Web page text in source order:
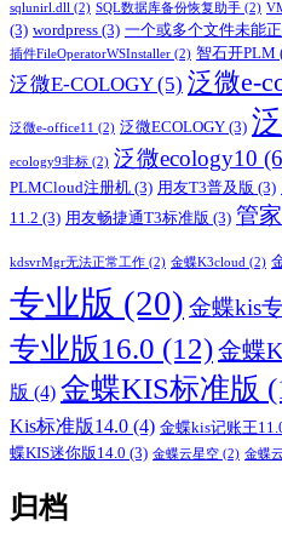
sqlunirl.dll (2) SQL数据库备份恢复助手 (2)
(3) wordpress (3) 一个或多个文件未能
插件FileOperatorWSInstaller (2) 智石开PLM
泛微E-COLOGY(5) 泛微e-
泛微e-office11 (2) 泛微ECOLOGY (3)
ecology9非标 (2) 泛微ecology10
PLMCloud注册机 (3) 用友T3普及版 (3)
11.2 (3) 用友畅捷通T3标准版 (3) 管
kdsvrMgr无法正常工作 (2) 金蝶K3cloud (2)
专业版 (20) 金蝶kis
专业版16.0 (12)金蝶
版 (4) 金蝶KIS标准版
Kis标准版14.0 (4) 金蝶kis记账王
蝶KIS迷你版14.0 (3) 金蝶云星空 (2) 金蝶
归档